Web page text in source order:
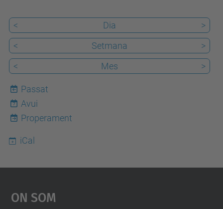
< Dia
>
<
Setmana
>
<
Mes >
Passat
7
Avui
Properament
iCal
On Som